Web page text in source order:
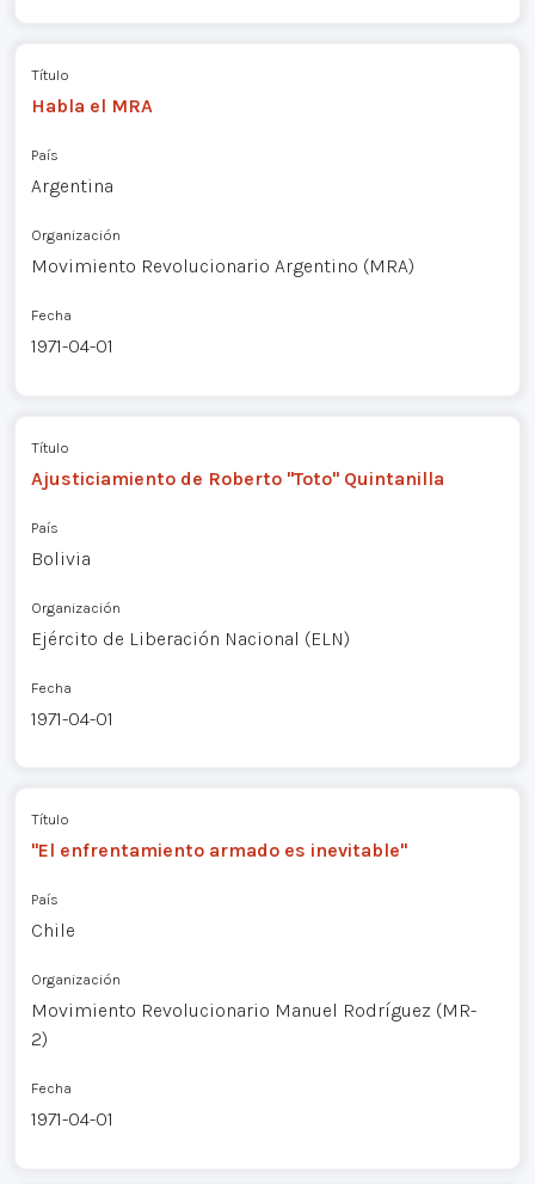
Título
Habla el MRA
País
Argentina
Organización
Movimiento Revolucionario Argentino (MRA)
Fecha
1971-04-01
Título
Ajusticiamiento de Roberto "Toto" Quintanilla
País
Bolivia
Organización
Ejército de Liberación Nacional (ELN)
Fecha
1971-04-01
Título
"El enfrentamiento armado es inevitable"
País
Chile
Organización
Movimiento Revolucionario Manuel Rodríguez (MR-
2)
Fecha
1971-04-01